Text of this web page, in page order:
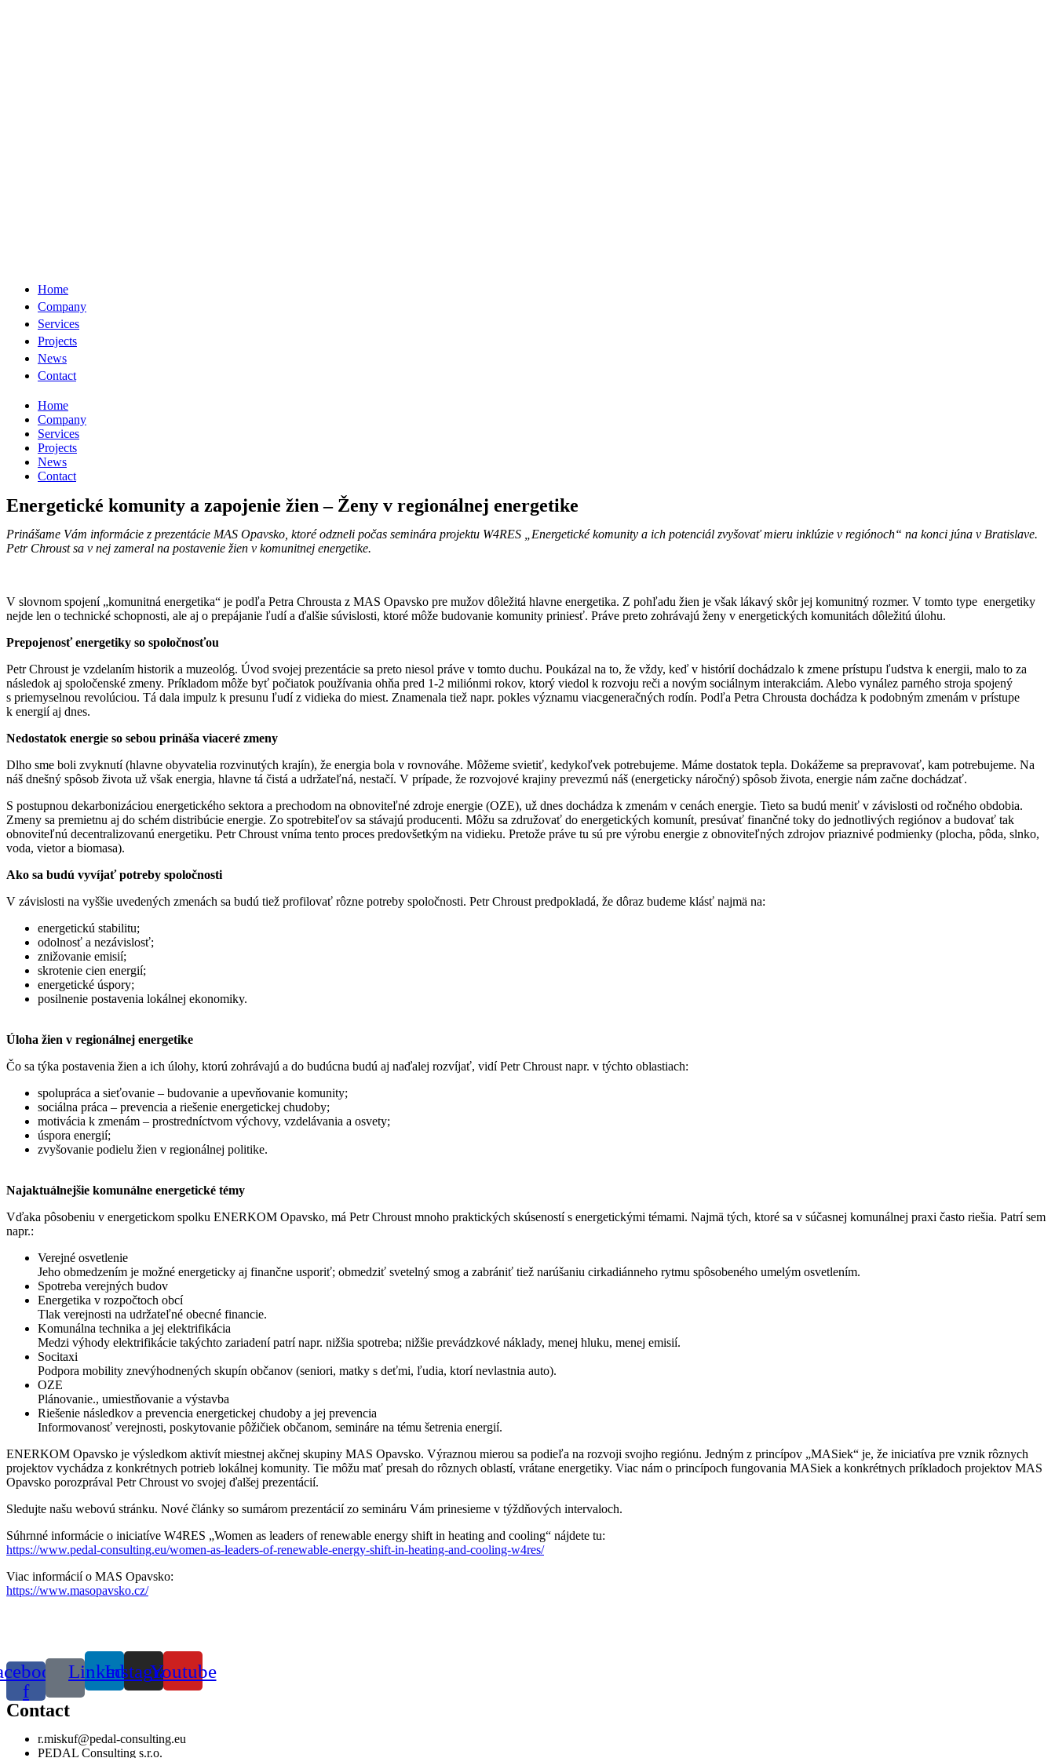
Home
Company
Services
Projects
News
Contact
Home
Company
Services
Projects
News
Contact
Energetické komunity a zapojenie žien – Ženy v regionálnej energetike
Prinášame Vám informácie z prezentácie MAS Opavsko, ktoré odzneli počas seminára projektu W4RES „Energetické komunity a ich potenciál zvyšovať mieru inklúzie v regiónoch“ na konci júna v Bratislave.
Petr Chroust sa v nej zameral na postavenie žien v komunitnej energetike.
V slovnom spojení „komunitná energetika“ je podľa Petra Chrousta z MAS Opavsko pre mužov dôležitá hlavne energetika. Z pohľadu žien je však lákavý skôr jej komunitný rozmer. V tomto type energetiky
nejde len o technické schopnosti, ale aj o prepájanie ľudí a ďalšie súvislosti, ktoré môže budovanie komunity priniesť. Práve preto zohrávajú ženy v energetických komunitách dôležitú úlohu.
Prepojenosť energetiky so spoločnosťou
Petr Chroust je vzdelaním historik a muzeológ. Úvod svojej prezentácie sa preto niesol práve v tomto duchu. Poukázal na to, že vždy, keď v histórií dochádzalo k zmene prístupu ľudstva k energii, malo to za
následok aj spoločenské zmeny. Príkladom môže byť počiatok používania ohňa pred 1-2 miliónmi rokov, ktorý viedol k rozvoju reči a novým sociálnym interakciám. Alebo vynález parného stroja spojený
s priemyselnou revolúciou. Tá dala impulz k presunu ľudí z vidieka do miest. Znamenala tiež napr. pokles významu viacgeneračných rodín. Podľa Petra Chrousta dochádza k podobným zmenám v prístupe
k energií aj dnes.
Nedostatok energie so sebou prináša viaceré zmeny
Dlho sme boli zvyknutí (hlavne obyvatelia rozvinutých krajín), že energia bola v rovnováhe. Môžeme svietiť, kedykoľvek potrebujeme. Máme dostatok tepla. Dokážeme sa prepravovať, kam potrebujeme. Na
náš dnešný spôsob života už však energia, hlavne tá čistá a udržateľná, nestačí. V prípade, že rozvojové krajiny prevezmú náš (energeticky náročný) spôsob života, energie nám začne dochádzať.
S postupnou dekarbonizáciou energetického sektora a prechodom na obnoviteľné zdroje energie (OZE), už dnes dochádza k zmenám v cenách energie. Tieto sa budú meniť v závislosti od ročného obdobia.
Zmeny sa premietnu aj do schém distribúcie energie. Zo spotrebiteľov sa stávajú producenti. Môžu sa združovať do energetických komunít, presúvať finančné toky do jednotlivých regiónov a budovať tak
obnoviteľnú decentralizovanú energetiku. Petr Chroust vníma tento proces predovšetkým na vidieku. Pretože práve tu sú pre výrobu energie z obnoviteľných zdrojov priaznivé podmienky (plocha, pôda, slnko,
voda, vietor a biomasa).
Ako sa budú vyvíjať potreby spoločnosti
V závislosti na vyššie uvedených zmenách sa budú tiež profilovať rôzne potreby spoločnosti. Petr Chroust predpokladá, že dôraz budeme klásť najmä na:
energetickú stabilitu;
odolnosť a nezávislosť;
znižovanie emisií;
skrotenie cien energií;
energetické úspory;
posilnenie postavenia lokálnej ekonomiky.
Úloha žien v regionálnej energetike
Čo sa týka postavenia žien a ich úlohy, ktorú zohrávajú a do budúcna budú aj naďalej rozvíjať, vidí Petr Chroust napr. v týchto oblastiach:
spolupráca a sieťovanie – budovanie a upevňovanie komunity;
sociálna práca – prevencia a riešenie energetickej chudoby;
motivácia k zmenám – prostredníctvom výchovy, vzdelávania a osvety;
úspora energií;
zvyšovanie podielu žien v regionálnej politike.
Najaktuálnejšie komunálne energetické témy
Vďaka pôsobeniu v energetickom spolku ENERKOM Opavsko, má Petr Chroust mnoho praktických skúseností s energetickými témami. Najmä tých, ktoré sa v súčasnej komunálnej praxi často riešia. Patrí sem
napr.:
Verejné osvetlenie
Jeho obmedzením je možné energeticky aj finančne usporiť; obmedziť svetelný smog a zabrániť tiež narúšaniu cirkadiánneho rytmu spôsobeného umelým osvetlením.
Spotreba verejných budov
Energetika v rozpočtoch obcí
Tlak verejnosti na udržateľné obecné financie.
Komunálna technika a jej elektrifikácia
Medzi výhody elektrifikácie takýchto zariadení patrí napr. nižšia spotreba; nižšie prevádzkové náklady, menej hluku, menej emisií.
Socitaxi
Podpora mobility znevýhodnených skupín občanov (seniori, matky s deťmi, ľudia, ktorí nevlastnia auto).
OZE
Plánovanie., umiestňovanie a výstavba
Riešenie následkov a prevencia energetickej chudoby a jej prevencia
Informovanosť verejnosti, poskytovanie pôžičiek občanom, semináre na tému šetrenia energií.
ENERKOM Opavsko je výsledkom aktivít miestnej akčnej skupiny MAS Opavsko. Výraznou mierou sa podieľa na rozvoji svojho regiónu. Jedným z princípov „MASiek“ je, že iniciatíva pre vznik rôznych
projektov vychádza z konkrétnych potrieb lokálnej komunity. Tie môžu mať presah do rôznych oblastí, vrátane energetiky. Viac nám o princípoch fungovania MASiek a konkrétnych príkladoch projektov MAS
Opavsko porozprával Petr Chroust vo svojej ďalšej prezentácií.
Sledujte našu webovú stránku. Nové články so sumárom prezentácií zo semináru Vám prinesieme v týždňových intervaloch.
Súhrnné informácie o iniciatíve W4RES „Women as leaders of renewable energy shift in heating and cooling“ nájdete tu:
https://www.pedal-consulting.eu/women-as-leaders-of-renewable-energy-shift-in-heating-and-cooling-w4res/
Viac informácií o MAS Opavsko:
https://www.masopavsko.cz/
f
LinkedinInstagramYoutube
Contact
r.miskuf@pedal-consulting.eu
PEDAL Consulting s.r.o.